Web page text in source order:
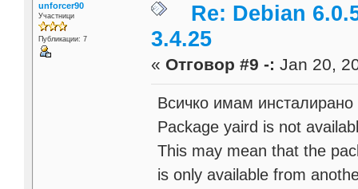
unforcer90
Участници
Публикации: 7
Re: Debian
3.4.25
« Отговор #9 -: Jan 20,
Всичко имам инсталирано
Package yaird is not
This may mean that the
is only available from